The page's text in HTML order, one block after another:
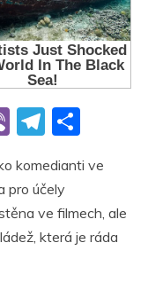
Vi
er
T
e
gr
a
ar
e
komedianti ve
pro účely
ve filmech, ale
která je ráda